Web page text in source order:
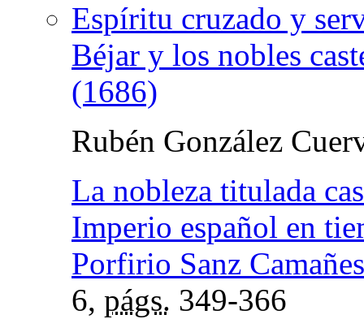
Espíritu cruzado y
Béjar y los nobles
(1686)
Rubén González
La nobleza titulada
Imperio español en
Porfirio Sanz Camañes
6, págs. 349-366